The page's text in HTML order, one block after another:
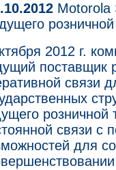
Motorola
2012 г.
поставщик
связи
розничной
связи с
для